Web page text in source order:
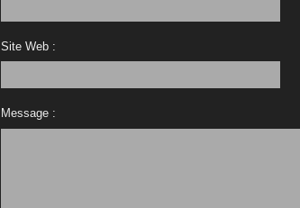
Site Web :
Message :